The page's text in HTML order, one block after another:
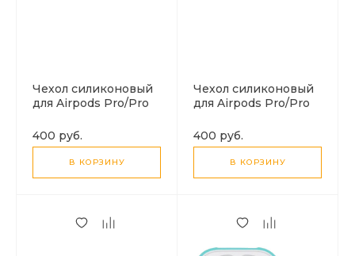
Чехол силиконовый
для Airpods Pro/Pro
фиолетовый с
карабином
400 руб.
В КОРЗИНУ
Чехол силиконовый
для Airpods Pro/Pro
голубой с карабином
400 руб.
В КОРЗИНУ